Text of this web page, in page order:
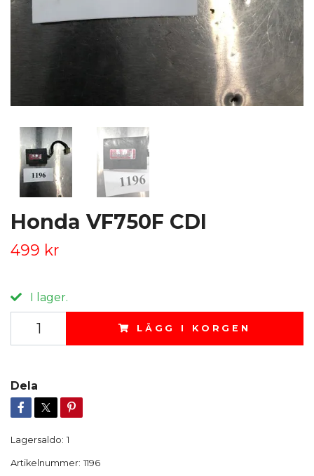
Honda VF750F CDI
499 kr
I lager.
LÄGG I KORGEN
Dela
Lagersaldo: 1
Artikelnummer: 1196